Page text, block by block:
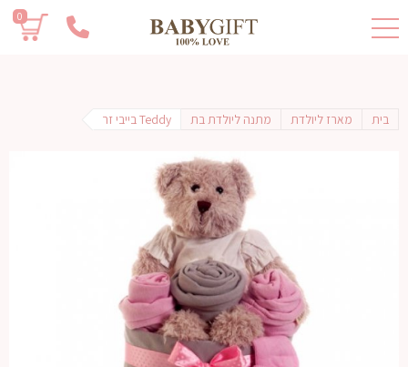
0
בית מארז ליולדת מתנה ליולדת בת Teddy בייבי זר